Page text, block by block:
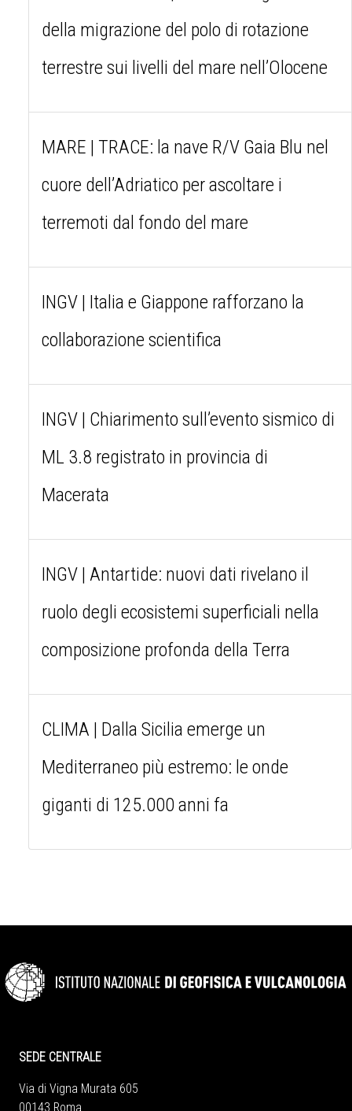
della migrazione del polo di rotazione
terrestre sui livelli del mare nell’Olocene
MARE | TRACE: la nave R/V Gaia Blu nel
cuore dell’Adriatico per ascoltare i
terremoti dal fondo del mare
INGV | Italia e Giappone rafforzano la
collaborazione scientifica
INGV | Chiarimento sull’evento sismico di
ML 3.8 registrato in provincia di
Macerata
INGV | Antartide: nuovi dati rivelano il
ruolo degli ecosistemi superficiali nella
composizione profonda della Terra
CLIMA | Dalla Sicilia emerge un
Mediterraneo più estremo: le onde
giganti di 125.000 anni fa
SEDE CENTRALE
Via di Vigna Murata 605
00143 Roma